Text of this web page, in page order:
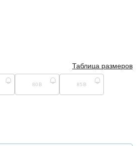
Таблица размеров
80B 85B